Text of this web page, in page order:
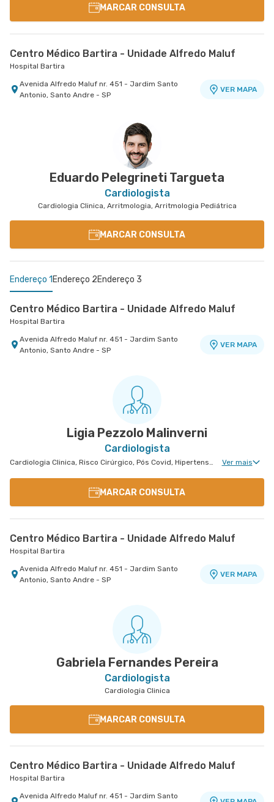
MARCAR CONSULTA
Centro Médico Bartira - Unidade Alfredo Maluf
Hospital Bartira
Avenida Alfredo Maluf nr. 451 - Jardim Santo
Antonio, Santo Andre - SP
VER MAPA
Eduardo Pelegrineti Targueta
Cardiologista
Cardiologia Clinica, Arritmologia, Arritmologia Pediátrica
MARCAR CONSULTA
Endereço 1 Endereço 2Endereço 3
Centro Médico Bartira - Unidade Alfredo Maluf
Hospital Bartira
Avenida Alfredo Maluf nr. 451 - Jardim Santo
Antonio, Santo Andre - SP
VER MAPA
Rua Jose de Melo nr. 180 - Vila Dora, Santo Andre
Avenida Alvaro Guimaraes nr. 3033 - Assuncao,
Ligia Pezzolo Malinverni
Cardiologista
Cardiologia Clinica, Risco Cirúrgico, Pós Covid, Hipertensão Arterial Refratária, Doença Coronariana, Tratamento de Miocardiopatia Ver mais
MARCAR CONSULTA
Centro Médico Bartira - Unidade Alfredo Maluf
Hospital Bartira
Avenida Alfredo Maluf nr. 451 - Jardim Santo
Antonio, Santo Andre - SP
VER MAPA
Gabriela Fernandes Pereira
Cardiologista
Cardiologia Clinica
MARCAR CONSULTA
Centro Médico Bartira - Unidade Alfredo Maluf
Hospital Bartira
Avenida Alfredo Maluf nr. 451 - Jardim Santo